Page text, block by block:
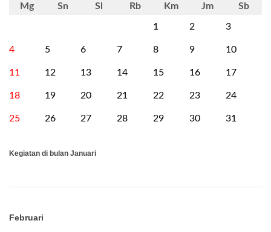
Mg Sn Sl Rb Km Jm Sb
1 2 3
4 5 6 7 8 9 10
11 12 13 14 15 16 17
18 19 20 21 22 23 24
25 26 27 28 29 30 31
Kegiatan di bulan Januari
Februari